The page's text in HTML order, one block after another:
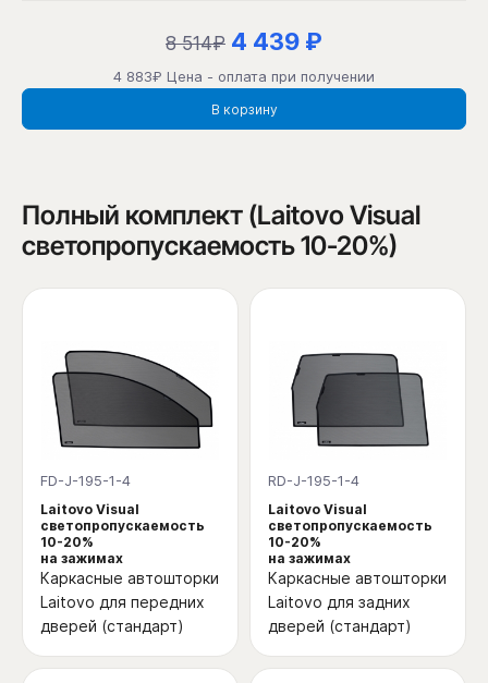
8 514₽ 4 439 ₽
4 883₽ Цена - оплата при получении
В корзину
Полный комплект (Laitovo Visual
светопропускаемость 10-20%)
FD-J-195-1-4
Laitovo Visual
светопропускаемость
10-20%
на зажимах
Каркасные автошторки
Laitovo для передних
дверей (стандарт)
RD-J-195-1-4
Laitovo Visual
светопропускаемость
10-20%
на зажимах
Каркасные автошторки
Laitovo для задних
дверей (стандарт)